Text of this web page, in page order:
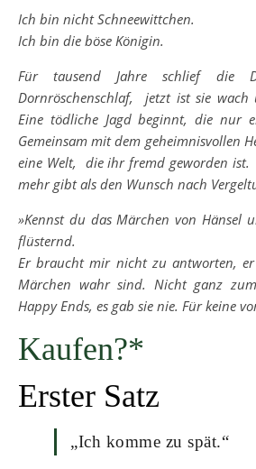
Ich bin nicht Schneewittchen.
Ich bin die böse Königin.
Für tausend Jahre schlief die
Dornröschenschlaf, jetzt ist sie wach
Eine tödliche Jagd beginnt, die nur
Gemeinsam mit dem geheimnisvollen
eine Welt, die ihr fremd geworden ist.
mehr gibt als den Wunsch nach
»Kennst du das Märchen von Hänsel
flüsternd.
Er braucht mir nicht zu antworten,
Märchen wahr sind. Nicht ganz
Happy Ends, es gab sie nie. Für keine
Kaufen?*
Erster Satz
„Ich komme zu spät.“